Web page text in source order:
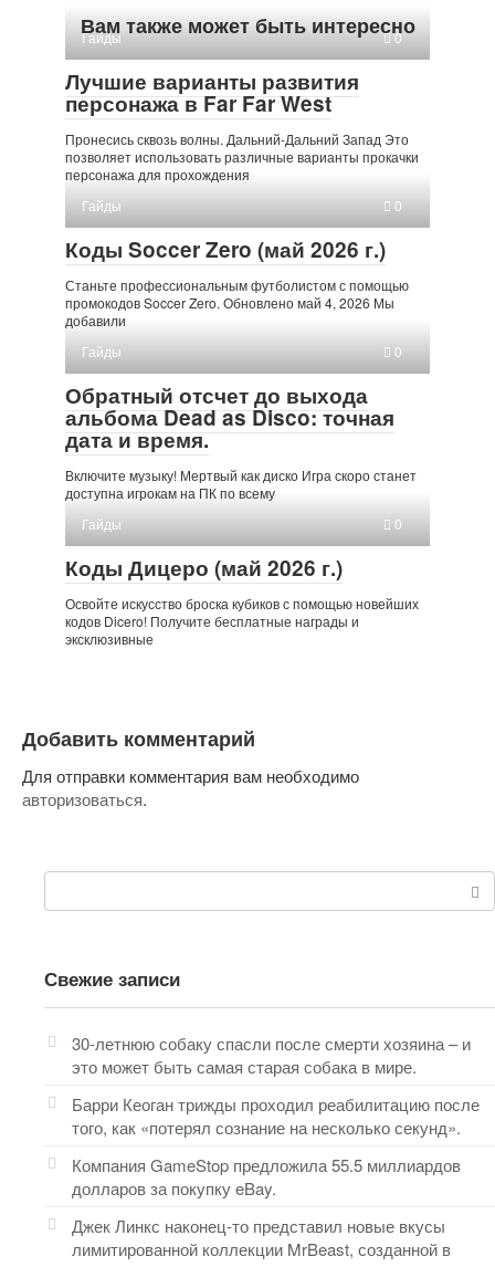
Вам также может быть интересно
Гайды 0
Лучшие варианты развития
персонажа в Far Far West
Пронесись сквозь волны. Дальний-Дальний Запад Это
позволяет использовать различные варианты прокачки
персонажа для прохождения
Гайды
0
Коды Soccer Zero (май 2026 г.)
Станьте профессиональным футболистом с помощью
промокодов Soccer Zero. Обновлено май 4, 2026 Мы
добавили
Гайды
0
Обратный отсчет до выхода
альбома Dead as Disco: точная
дата и время.
Включите музыку! Мертвый как диско Игра скоро станет
доступна игрокам на ПК по всему
Гайды
0
Коды Дицеро (май 2026 г.)
Освойте искусство броска кубиков с помощью новейших
кодов Dicero! Получите бесплатные награды и
эксклюзивные
Добавить комментарий
Для отправки комментария вам необходимо
авторизоваться.
Поиск:
Свежие записи
30-летнюю собаку спасли после смерти хозяина – и
это может быть самая старая собака в мире.
Барри Кеоган трижды проходил реабилитацию после
того, как «потерял сознание на несколько секунд».
Компания GameStop предложила 55.5 миллиардов
долларов за покупку eBay.
Джек Линкс наконец-то представил новые вкусы
лимитированной коллекции MrBeast, созданной в